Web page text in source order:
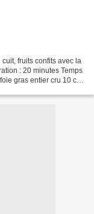
fruits confits avec la
: 20 minutes Temps
gras entier cru 10 cl